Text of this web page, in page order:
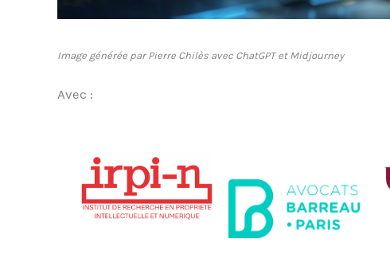
Image générée par Pierre Chilès avec ChatGPT et Midjourney
Avec :